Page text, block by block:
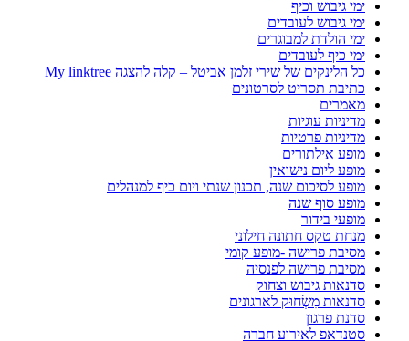
ימי גיבוש וכיף
ימי גיבוש לעובדים
ימי הולדת למבוגרים
ימי כיף לעובדים
כל הלינקים של שירי זלמן אביטל – קלה להצגה My linktree
כתיבת תסריט לסרטונים
מאמרים
מדיניות עוגיות
מדיניות פרטיות
מופע אילתורים
מופע ליום נישואין
מופע לסיכום שנה, תכנון שנתי ויום כיף למנהלים
מופע סוף שנה
מופעי בידור
מנחת טקס חתונה חילוני
מסיבת פרישה -מופע קומי
מסיבת פרישה לפנסיה
סדנאות גיבוש וצחוק
סדנאות מִשְׂחוּק לארגונים
סדנת פרגון
סטנדאפ לאירוע חברה